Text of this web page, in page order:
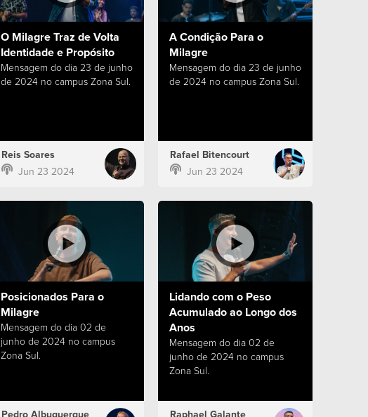
O Milagre Traz de Volta
Identidade e Propósito
Mensagem do dia 23 de junho
de 2024 no campus Zona Sul.
Reis Soares
Jun 23 2024
A Condição Para o
Milagre
Mensagem do dia 23 de junho
de 2024 no campus Zona Sul.
Rafael Bitencourt
Jun 23 2024
Posicionados Para o
Milagre
Mensagem do dia 02 de
junho de 2024 no campus
Zona Sul.
Lidando com o Peso
Acumulado ao Longo dos
Anos
Mensagem do dia 02 de
junho de 2024 no campus
Zona Sul.